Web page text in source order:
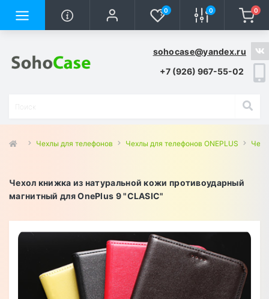
0 0 0
sohocase@yandex.ru
+7 (926) 967-55-02
Чехлы для телефонов Чехлы для телефонов ONEPLUS
Чехол книжка из натуральной кожи противоударный
магнитный для OnePlus 9 "CLASIC"